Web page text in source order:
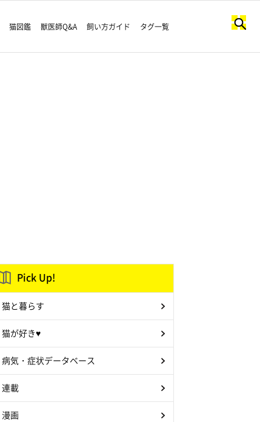
猫図鑑 獣医師Q&A 飼い方ガイド タグ一覧
Pick Up!
猫と暮らす
猫が好き♥
病気・症状データベース
連載
漫画